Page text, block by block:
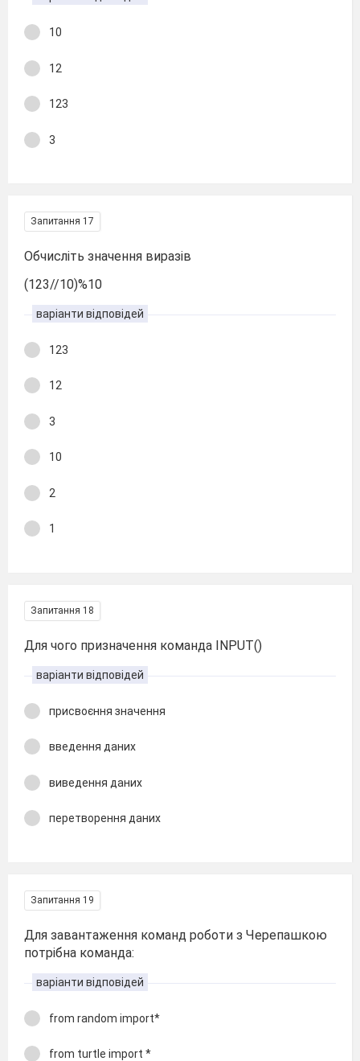
10
12
123
3
Запитання 17
Обчисліть значення виразів
(123//10)%10
варіанти відповідей
123
12
3
10
2
1
Запитання 18
Для чого призначення команда INPUT()
варіанти відповідей
присвоєння значення
введення даних
виведення даних
перетворення даних
Запитання 19
Для завантаження команд роботи з Черепашкою
потрібна команда:
варіанти відповідей
from random import*
from turtle import *